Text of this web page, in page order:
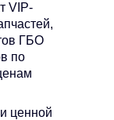
VIP-
ГБО
по
ценной